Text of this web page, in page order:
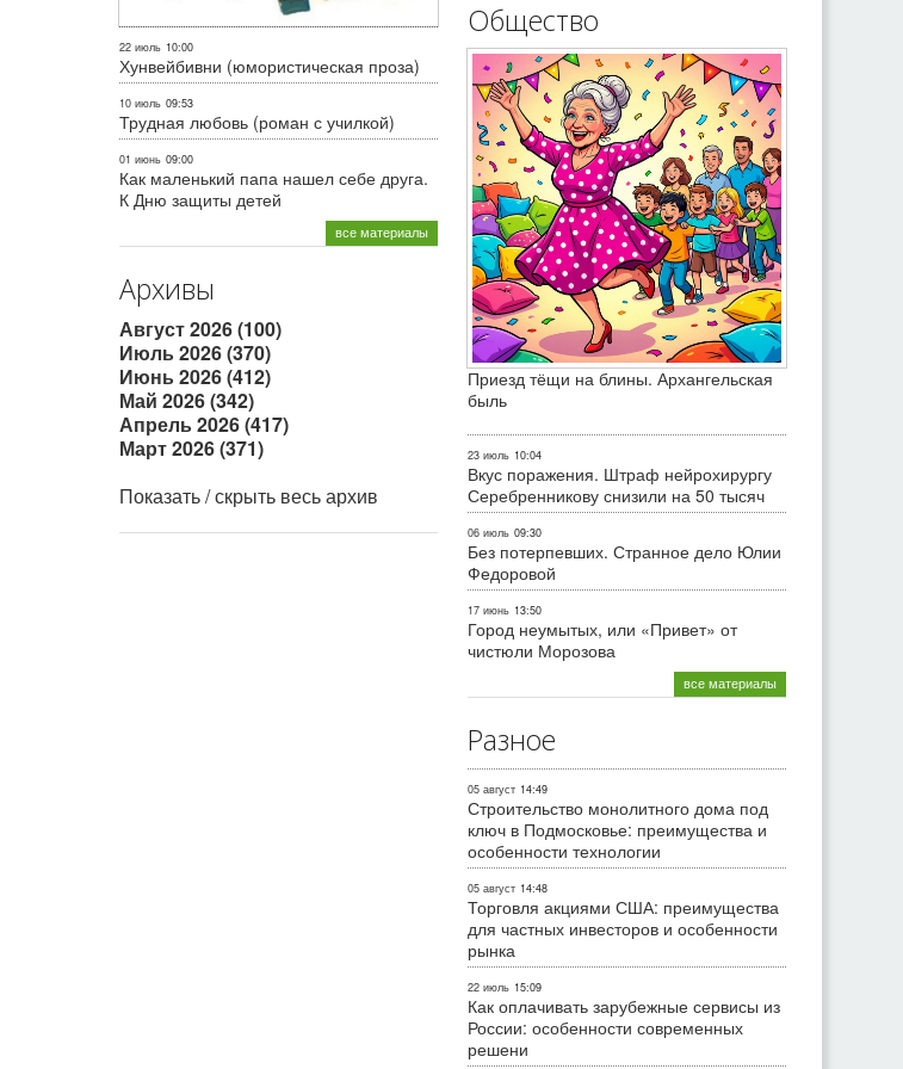
22 июль 10:00
Хунвейбивни (юмористическая проза)
10 июль 09:53
Трудная любовь (роман с училкой)
01 июнь 09:00
Как маленький папа нашел себе друга.
К Дню защиты детей
все материалы
Архивы
Август 2026 (100)
Июль 2026 (370)
Июнь 2026 (412)
Май 2026 (342)
Апрель 2026 (417)
Март 2026 (371)
Показать / скрыть весь архив
Общество
Приезд тёщи на блины. Архангельская
быль
23 июль 10:04
Вкус поражения. Штраф нейрохирургу
Серебренникову снизили на 50 тысяч
06 июль 09:30
Без потерпевших. Странное дело Юлии
Федоровой
17 июнь 13:50
Город неумытых, или «Привет» от
чистюли Морозова
все материалы
Разное
05 август 14:49
Строительство монолитного дома под
ключ в Подмосковье: преимущества и
особенности технологии
05 август 14:48
Торговля акциями США: преимущества
для частных инвесторов и особенности
рынка
22 июль 15:09
Как оплачивать зарубежные сервисы из
России: особенности современных
решени